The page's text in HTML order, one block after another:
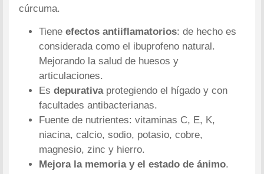
cúrcuma.
Tieneefectos antiiflamatorios: de hecho es
considerada como el ibuprofeno natural.
Mejorando la salud de huesos y
articulaciones.
Esdepurativaprotegiendo el hígado y con
facultades antibacterianas.
Fuente de nutrientes: vitaminas C, E, K,
niacina, calcio, sodio, potasio, cobre,
magnesio, zinc y hierro.
Mejora la memoria y el estado de ánimo.